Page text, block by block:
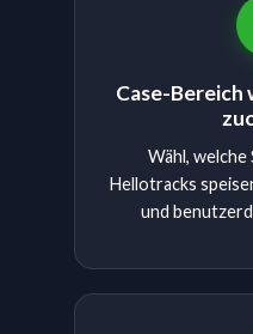
Case-Bereich
Wähl,
Hellotracks
und